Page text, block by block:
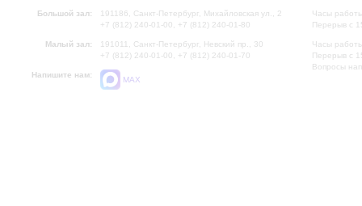
Большой зал:
191186, Санкт-Петербург, Михайловская ул., 2
+7 (812) 240-01-00, +7 (812) 240-01-80
Малый зал:
191011, Санкт-Петербург, Невский пр., 30
+7 (812) 240-01-00, +7 (812) 240-01-70
Напишите нам:
MAX
Часы
Перерыв с
Часы
Перерыв с
Вопросы